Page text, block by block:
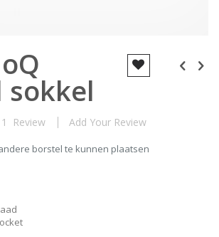
sokkel
1 Review Add Your Review
borstel te kunnen plaatsen